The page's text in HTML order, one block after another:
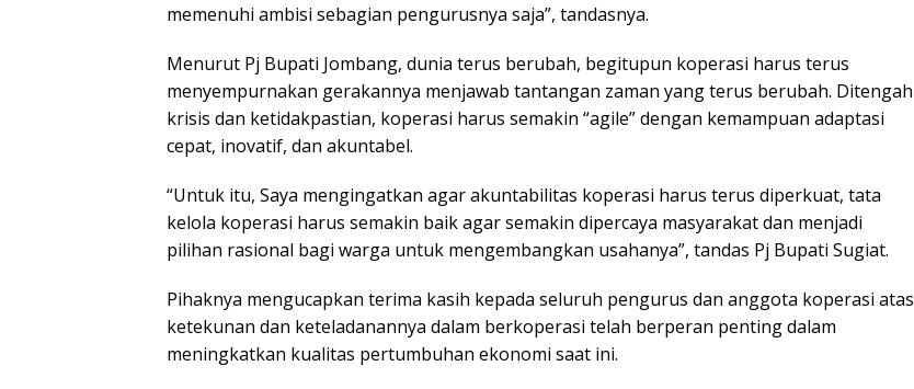
memenuhi ambisi sebagian pengurusnya saja”, tandasnya.
Menurut Pj Bupati Jombang, dunia terus berubah, begitupun koperasi harus terus
menyempurnakan gerakannya menjawab tantangan zaman yang terus berubah. Ditengah
krisis dan ketidakpastian, koperasi harus semakin “agile” dengan kemampuan adaptasi
cepat, inovatif, dan akuntabel.
“Untuk itu, Saya mengingatkan agar akuntabilitas koperasi harus terus diperkuat, tata
kelola koperasi harus semakin baik agar semakin dipercaya masyarakat dan menjadi
pilihan rasional bagi warga untuk mengembangkan usahanya”, tandas Pj Bupati Sugiat.
Pihaknya mengucapkan terima kasih kepada seluruh pengurus dan anggota koperasi atas
ketekunan dan keteladanannya dalam berkoperasi telah berperan penting dalam
meningkatkan kualitas pertumbuhan ekonomi saat ini.